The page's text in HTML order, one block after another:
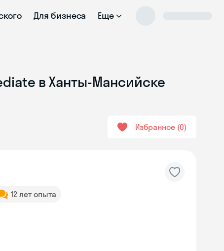
Для бизнеса Еще
в Ханты-Мансийске
Избранное 0
12 лет опыта